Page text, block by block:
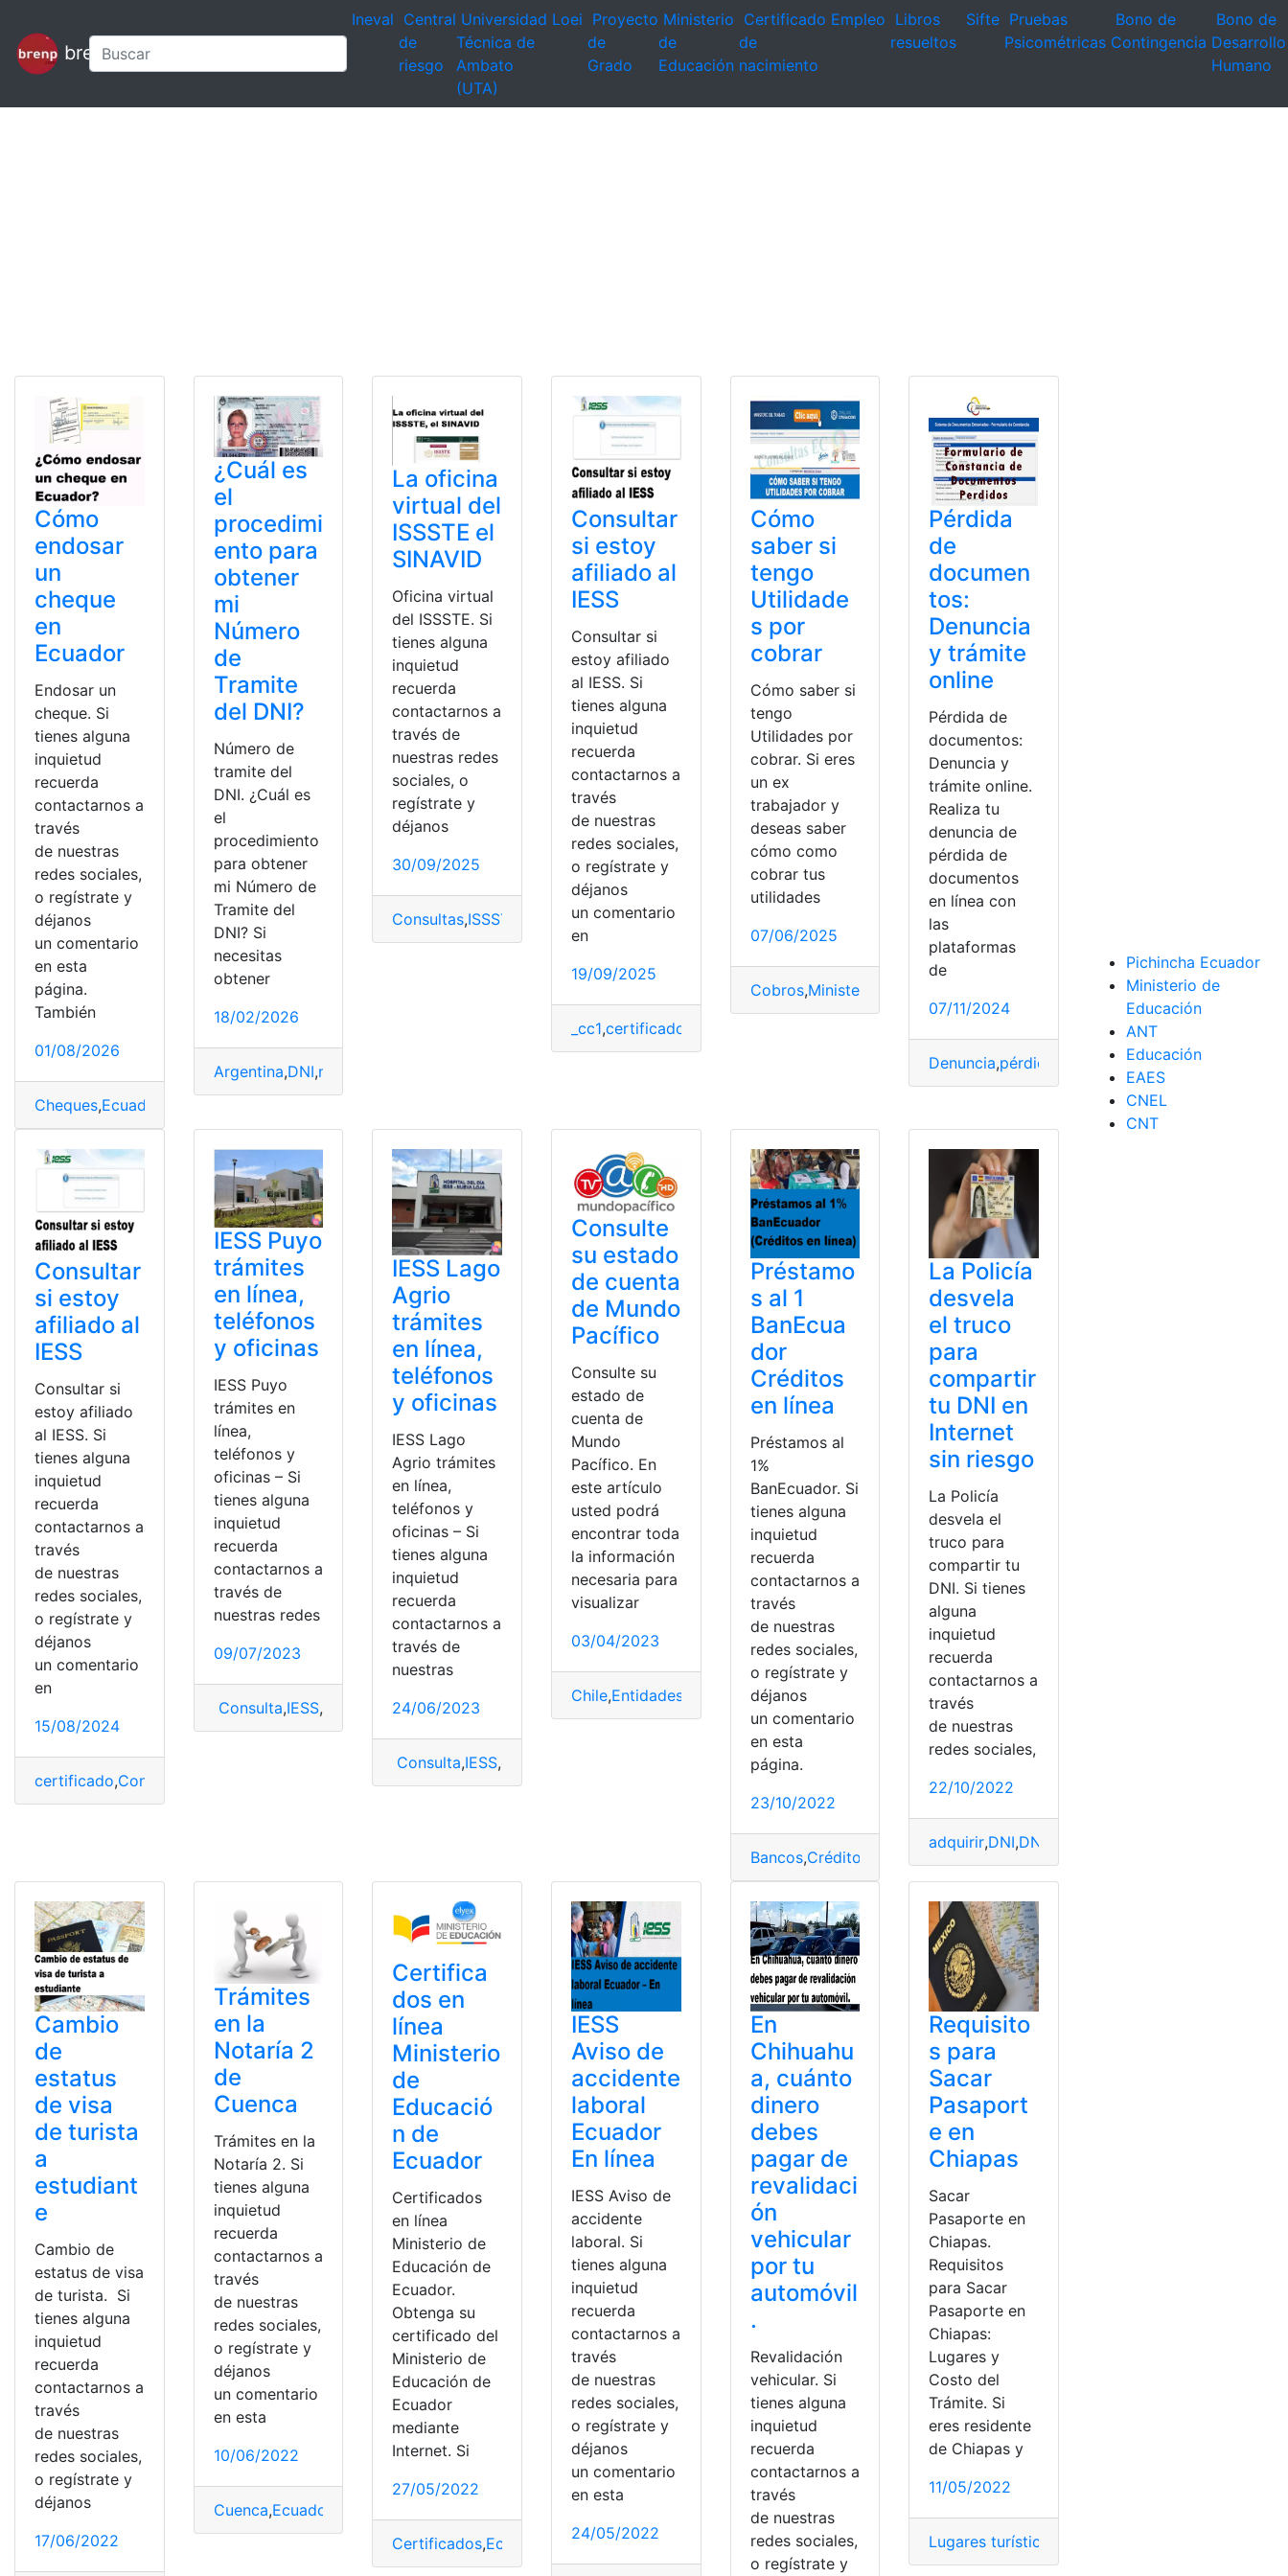
brenp
Ineval Central
de
riesgo
Universidad
Técnica de
Ambato
(UTA)
Loei Proyecto
de
Grado
Ministerio
de
Educación
Certificado
de
nacimiento
Empleo Libros
resueltos
Sifte Pruebas
Psicométricas
Bono de
Contingencia
Bono de
Desarrollo
Humano
Cómo
endosar
un
cheque
en
Ecuador
Endosar un
cheque. Si
tienes alguna
inquietud
recuerda
contactarnos a
través
de nuestras
redes sociales,
o regístrate y
déjanos
un comentario
en esta
página.
También
01/08/2026
Cheques,Ecuador
¿Cuál es
el
procedimi
ento para
obtener
mi
Número
de
Tramite
del DNI?
Número de
tramite del
DNI. ¿Cuál es
el
procedimiento
para obtener
mi Número de
Tramite del
DNI? Si
necesitas
obtener
18/02/2026
Argentina,DNI,número
La oficina
virtual del
ISSSTE el
SINAVID
Oficina virtual
del ISSSTE. Si
tienes alguna
inquietud
recuerda
contactarnos a
través de
nuestras redes
sociales, o
regístrate y
déjanos
30/09/2025
Consultas,ISSSTE México,Trámites,Trámites en línea
Consultar
si estoy
afiliado al
IESS
Consultar si
estoy afiliado
al IESS. Si
tienes alguna
inquietud
recuerda
contactarnos a
través
de nuestras
redes sociales,
o regístrate y
déjanos
un comentario
en
19/09/2025
_cc1,certificado
Cómo
saber si
tengo
Utilidade
s por
cobrar
Cómo saber si
tengo
Utilidades por
cobrar. Si eres
un ex
trabajador y
deseas saber
cómo como
cobrar tus
utilidades
07/06/2025
Cobros,Ministerio de trabajo Trabajo Trámites,Trámites en
Pérdida
de
documen
tos:
Denuncia
y trámite
online
Pérdida de
documentos:
Denuncia y
trámite online.
Realiza tu
denuncia de
pérdida de
documentos
en línea con
las
plataformas
de
07/11/2024
Denuncia,pérdida pérdida de documentos
Consultar
si estoy
afiliado al
IESS
Consultar si
estoy afiliado
al IESS. Si
tienes alguna
inquietud
recuerda
contactarnos a
través
de nuestras
redes sociales,
o regístrate y
déjanos
un comentario
en
15/08/2024
certificado,Consulta Trámites en línea
IESS Puyo
trámites
en línea,
teléfonos
y oficinas
IESS Puyo
trámites en
línea,
teléfonos y
oficinas – Si
tienes alguna
inquietud
recuerda
contactarnos a
través de
nuestras redes
09/07/2023
Consulta,IESS, Trámites,Trámites en línea
IESS Lago
Agrio
trámites
en línea,
teléfonos
y oficinas
IESS Lago
Agrio trámites
en línea,
teléfonos y
oficinas – Si
tienes alguna
inquietud
recuerda
contactarnos a
través de
nuestras
24/06/2023
Consulta,IESS,oficinas
Consulte
su estado
de cuenta
de Mundo
Pacífico
Consulte su
estado de
cuenta de
Mundo
Pacífico. En
este artículo
usted podrá
encontrar toda
la información
necesaria para
visualizar
03/04/2023
Chile,Entidades bancarias,Estado de cuenta mundo Pacífico
Préstamo
s al 1
BanEcua
dor
Créditos
en línea
Préstamos al
1%
BanEcuador. Si
tienes alguna
inquietud
recuerda
contactarnos a
través
de nuestras
redes sociales,
o regístrate y
déjanos
un comentario
en esta
página.
23/10/2022
Bancos,Créditos préstamos
La Policía
desvela
el truco
para
compartir
tu DNI en
Internet
sin riesgo
La Policía
desvela el
truco para
compartir tu
DNI. Si tienes
alguna
inquietud
recuerda
contactarnos a
través
de nuestras
redes sociales,
22/10/2022
adquirir,DNI,DNI electrónico
Cambio
de
estatus
de visa
de turista
a
estudiant
e
Cambio de
estatus de visa
de turista. Si
tienes alguna
inquietud
recuerda
contactarnos a
través
de nuestras
redes sociales,
o regístrate y
déjanos
17/06/2022
Trámites
en la
Notaría 2
de
Cuenca
Trámites en la
Notaría 2. Si
tienes alguna
inquietud
recuerda
contactarnos a
través
de nuestras
redes sociales,
o regístrate y
déjanos
un comentario
en esta
10/06/2022
Cuenca,Ecuador
Certifica
dos en
línea
Ministerio
de
Educació
n de
Ecuador
Certificados
en línea
Ministerio de
Educación de
Ecuador.
Obtenga su
certificado del
Ministerio de
Educación de
Ecuador
mediante
Internet. Si
27/05/2022
Certificados,Ecuador Ministerio de Educación top2,Trámites en línea
IESS
Aviso de
accidente
laboral
Ecuador
En línea
IESS Aviso de
accidente
laboral. Si
tienes alguna
inquietud
recuerda
contactarnos a
través
de nuestras
redes sociales,
o regístrate y
déjanos
un comentario
en esta
24/05/2022
En
Chihuahu
a, cuánto
dinero
debes
pagar de
revalidaci
ón
vehicular
por tu
automóvil
.
Revalidación
vehicular. Si
tienes alguna
inquietud
recuerda
contactarnos a
través
de nuestras
redes sociales,
o regístrate y
Requisito
s para
Sacar
Pasaport
e en
Chiapas
Sacar
Pasaporte en
Chiapas.
Requisitos
para Sacar
Pasaporte en
Chiapas:
Lugares y
Costo del
Trámite. Si
eres residente
de Chiapas y
11/05/2022
Lugares turísticos
Pichincha Ecuador
Ministerio de
Educación
ANT
Educación
EAES
CNEL
CNT